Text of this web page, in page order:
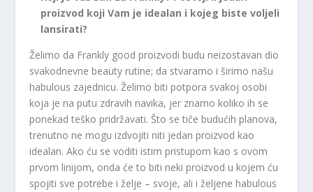
proizvod koji Vam je idealan i kojeg biste voljeli
lansirati?
Želimo da Frankly good proizvodi budu neizostavan dio
svakodnevne beauty rutine; da stvaramo i širimo našu
habulous zajednicu. Želimo biti potpora svakoj osobi
koja je na putu zdravih navika, jer znamo koliko ih se
ponekad teško pridržavati. Što se tiče budućih planova,
trenutno ne mogu izdvojiti niti jedan proizvod kao
idealan. Ako ću se voditi istim pristupom kao s ovom
prvom linijom, onda će to biti neki proizvod u kojem ću
spojiti sve potrebe i želje – svoje, ali i željene habulous